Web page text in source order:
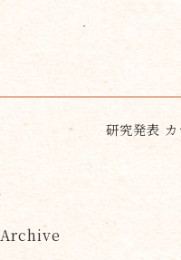
研究発表
Archive